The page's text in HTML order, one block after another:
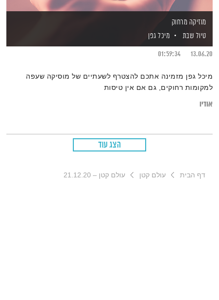
מוזיקה מרחוק
טיול שבת
מיכל גפן
13.06.20
01:59:34
מיכל גפן מזמינה אתכם להצטרף לשעתיים של מוסיקה שעפה
למקומות רחוקים, גם אם אין טיסות
אודיו
הצג עוד
דף הבית עולם קטן עולם קטן – 21.12.20